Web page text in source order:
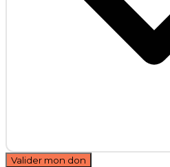
Valider mon don